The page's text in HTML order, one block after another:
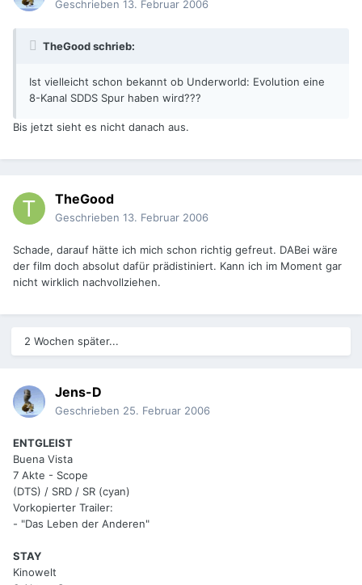
Geschrieben 13. Februar 2006
TheGood schrieb:
Ist vielleicht schon bekannt ob Underworld: Evolution eine
8-Kanal SDDS Spur haben wird???
Bis jetzt sieht es nicht danach aus.
TheGood
Geschrieben 13. Februar 2006
Schade, darauf hätte ich mich schon richtig gefreut. DABei wäre
der film doch absolut dafür prädistiniert. Kann ich im Moment gar
nicht wirklich nachvollziehen.
2 Wochen später...
Jens-D
Geschrieben 25. Februar 2006
ENTGLEIST
Buena Vista
7 Akte - Scope
(DTS) / SRD / SR (cyan)
Vorkopierter Trailer:
- "Das Leben der Anderen"
STAY
Kinowelt